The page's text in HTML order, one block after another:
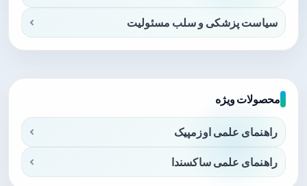
سیاست پزشکی و سلب مسئولیت
محصولات ویژه
راهنمای علمی اوزمپیک
راهنمای علمی ساکسندا